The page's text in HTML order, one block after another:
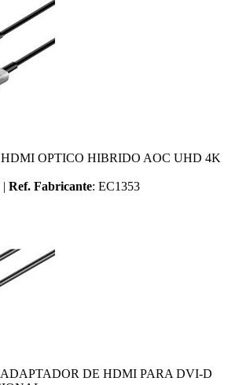
OPTICO HIBRIDO AOC UHD 4K
Ref. Fabricante: EC1353
DE HDMI PARA DVI-D